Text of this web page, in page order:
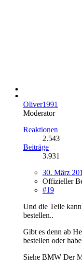
Oliver1991
Moderator
Reaktionen
2.543
Beiträge
3.931
30. März
Offizieller
#19
Und die Teile
bestellen..
Gibt es denn ab
bestellen oder
Siehe BMW Der